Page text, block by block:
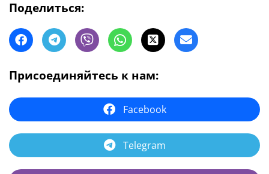
Поделиться:
Присоединяйтесь к нам:
Facebook
Telegram